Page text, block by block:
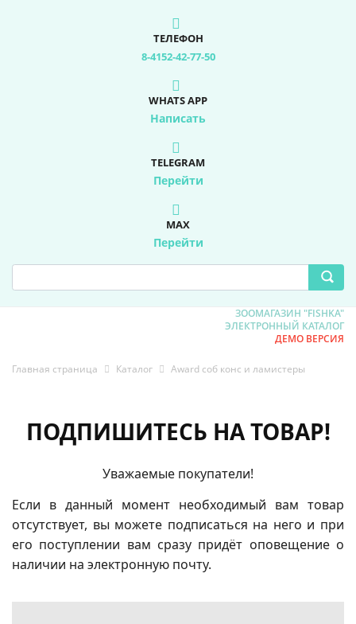
ТЕЛЕФОН
8-4152-42-77-50
WHATS APP
Написать
TELEGRAM
Перейти
MAX
Перейти
ЗООМАГАЗИН "FISHKA"
ЭЛЕКТРОННЫЙ КАТАЛОГ
ДЕМО ВЕРСИЯ
Главная страница Каталог Award соб конс и ламистеры
ПОДПИШИТЕСЬ НА ТОВАР!
Уважаемые покупатели!
Если в данный момент необходимый вам товар
отсутствует, вы можете подписаться на него и при
его поступлении вам сразу придёт оповещение о
наличии на электронную почту.